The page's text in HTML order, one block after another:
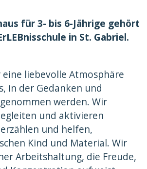
für 3- bis 6-Jährige gehört
in St. Gabriel.
liebevolle Atmosphäre
in der Gedanken und
werden. Wir
und aktivieren
und helfen,
Kind und Material. Wir
Arbeitshaltung, die Freude,